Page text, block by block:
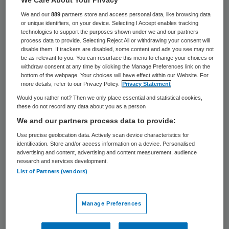
Acht bewoners en vier medewerkers van
verpleeghuis Oosterhof in Den Bosch zijn
besmet met de MRSA-bacterie. Dat blijkt
uit onderzoek van de GGD.
Omverdere verspreidingtegen te gaan is
een deel van de besmette afdeling
gesloten. Alle betrokkenen en de Inspectie
voor de Gezondheidszorg (IGZ) zijn
geïnformeerd over de stand van zaken.
Het verpleeghuis, dat onderdeel is van de
We and our889 partners store and access personal data, like browsing data
or unique identifiers, on your device. Selecting I Accept enables tracking
technologies to support the purposes shown under we and our partners
process data to provide. Selecting Reject All or withdrawing your consent will
disable them. If trackers are disabled, some content and ads you see may not
be as relevant to you. You can resurface this menu to change your choices or
withdraw consent at any time by clicking the Manage Preferences link on the
bottom of the webpage. Your choices will have effect within our Website. For
more details, refer to our Privacy Policy.
Privacy Statement
Would you rather not? Then we only place essential and statistical cookies,
these do not record any data about you as a person
We and our partners process data to provide:
Use precise geolocation data. Actively scan device characteristics for
identification. Store and/or access information on a device. Personalised
advertising and content, advertising and content measurement, audience
research and services development.
List of Partners (vendors)
Manage Preferences